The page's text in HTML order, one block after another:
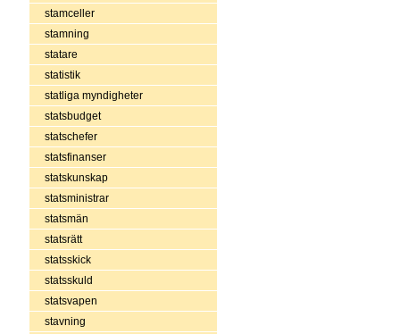
stamceller
stamning
statare
statistik
statliga myndigheter
statsbudget
statschefer
statsfinanser
statskunskap
statsministrar
statsmän
statsrätt
statsskick
statsskuld
statsvapen
stavning